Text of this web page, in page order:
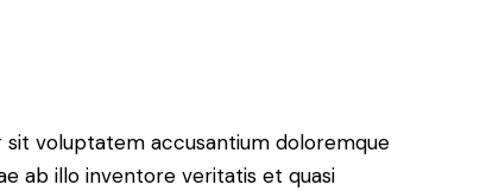
voluptatem accusantium doloremque
ab illo inventore veritatis et quasi